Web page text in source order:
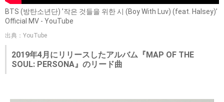
BTS (방탄소년단) ’작은 것들을 위한 시 (Boy With Luv) (feat. Halsey)’
Official MV - YouTube
出典：YouTube
2019年4月にリリースしたアルバム『MAP OF THE
SOUL: PERSONA』のリード曲